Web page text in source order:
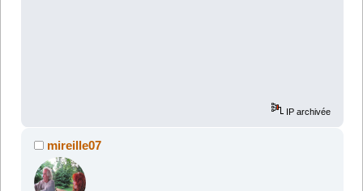
IP archivée
mireille07